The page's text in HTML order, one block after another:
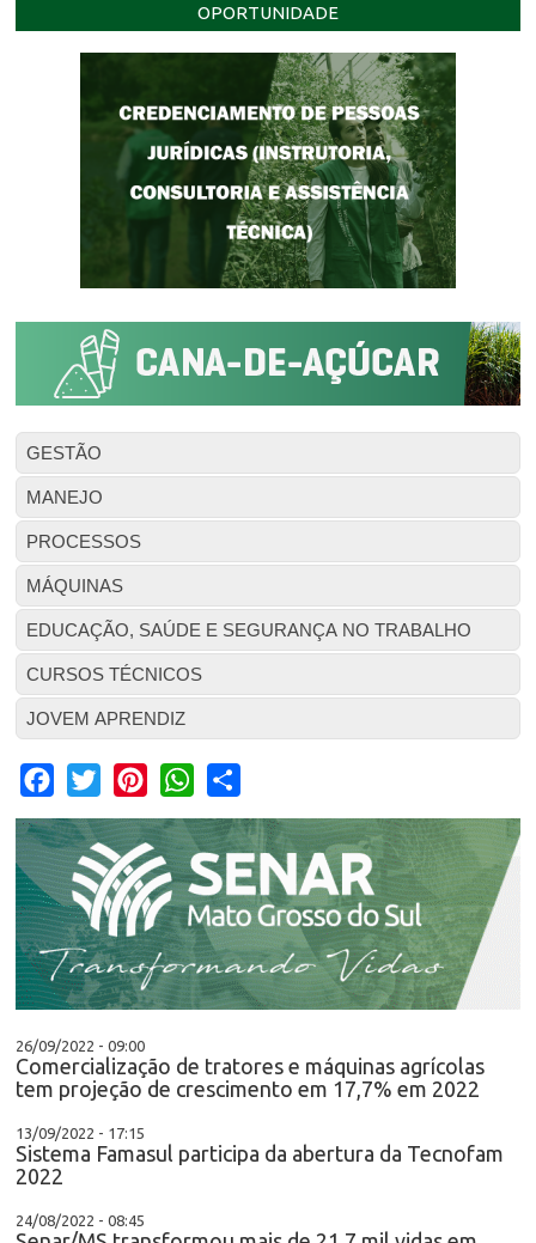
OPORTUNIDADE
GESTÃO
MANEJO
PROCESSOS
MÁQUINAS
EDUCAÇÃO, SAÚDE E SEGURANÇA NO TRABALHO
CURSOS TÉCNICOS
JOVEM APRENDIZ
Facebook
Twitter PinterestWhatsApp
26/09/2022 - 09:00
Comercialização de tratores e máquinas agrícolas
tem projeção de crescimento em 17,7% em 2022
13/09/2022 - 17:15
Sistema Famasul participa da abertura da Tecnofam
2022
24/08/2022 - 08:45